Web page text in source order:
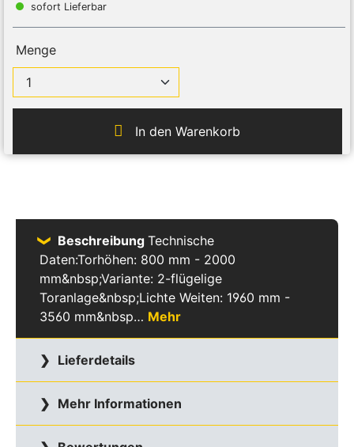
sofort Lieferbar
Menge
In den Warenkorb
Beschreibung Technische
Daten:Torhöhen: 800 mm - 2000
mm&nbsp;Variante: 2-flügelige
Toranlage&nbsp;Lichte Weiten: 1960 mm -
3560 mm&nbsp… Mehr
Lieferdetails
Mehr Informationen